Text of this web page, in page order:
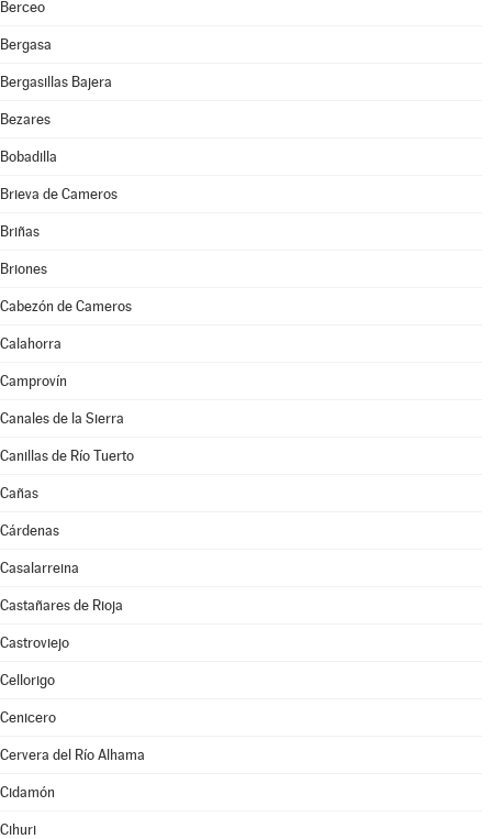
Berceo
Bergasa
Bergasillas Bajera
Bezares
Bobadilla
Brieva de Cameros
Briñas
Briones
Cabezón de Cameros
Calahorra
Camprovín
Canales de la Sierra
Canillas de Río Tuerto
Cañas
Cárdenas
Casalarreina
Castañares de Rioja
Castroviejo
Cellorigo
Cenicero
Cervera del Río Alhama
Cidamón
Cihuri